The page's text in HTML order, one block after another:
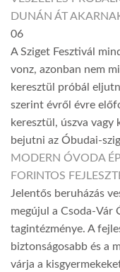
DUNÁN ÁT
06
A Sziget Fesztivál
vonz, azonban nem
keresztül próbál
szerint évről évre
keresztül, úszva vagy
bejutni az Óbudai-
MODERN ÓVODA
FORINTOS
Jelentős beruházás
megújul a Csoda-Vár
tagintézménye. A
biztonságosabb és a
várja a